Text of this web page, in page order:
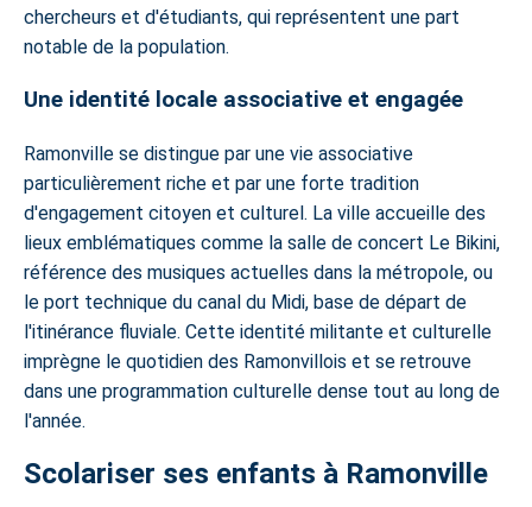
chercheurs et d'étudiants, qui représentent une part
notable de la population.
Une identité locale associative et engagée
Ramonville se distingue par une vie associative
particulièrement riche et par une forte tradition
d'engagement citoyen et culturel. La ville accueille des
lieux emblématiques comme la salle de concert Le Bikini,
référence des musiques actuelles dans la métropole, ou
le port technique du canal du Midi, base de départ de
l'itinérance fluviale. Cette identité militante et culturelle
imprègne le quotidien des Ramonvillois et se retrouve
dans une programmation culturelle dense tout au long de
l'année.
Scolariser ses enfants à Ramonville